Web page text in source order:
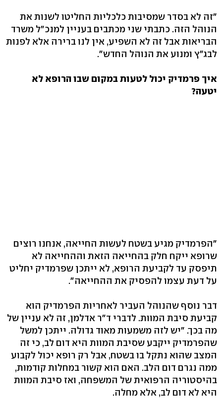
"זה לא בסדר שמסיבות כלכליות החליטו לשנות את
הנוהל הזה. כתבתי שני מכתבים בעניין למנכ"ל משרד
הבריאות אבל זה לא השפיע, אין לנו ברירה אלא לפנות
לבג"ץ ומנוע את הנוהל החדש".
איך פרמדיק יכול לטעות במקום שבו הרופא לא
יטעה?
"הפרמדיק מגיע בשטח לעשות החייאה, אנחנו רוצים
שרופא ייקח חלק בהחייאה הזאת וההחייאה לא
תיפסק עד לקביעת הרופא, לא ייתכן שפרמדיק יחליט
על דעת עצמו להפסיק את ההחייאה".
דבר נוסף שהנוהל העביר לאחריות הפרמדיק הוא
קביעת סיבת המוות. לדברי ד"ר אדלמן, זה לא עניין של
מה בכך. "יש לזה משמעות מאוד גדולה. ייתכן למשל
שהפרמדיק ייקבע שסיבת המוות היא דום לב, כי זה
המצב שהוא נתקל בו בשטח, אבל רק רופא יכול לקבוע
ממה נגרם דום הלב. האם הוא קשור במחלות קודמות,
בהיסטוריה הרפואית של המשפחה, ואז סיבת המוות
היא לא דום לב, אלא מחלה.